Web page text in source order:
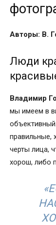
Авторы: В.
Люди
Владимир
мы имеем в
правильные,
черты лица,
хорош, либо